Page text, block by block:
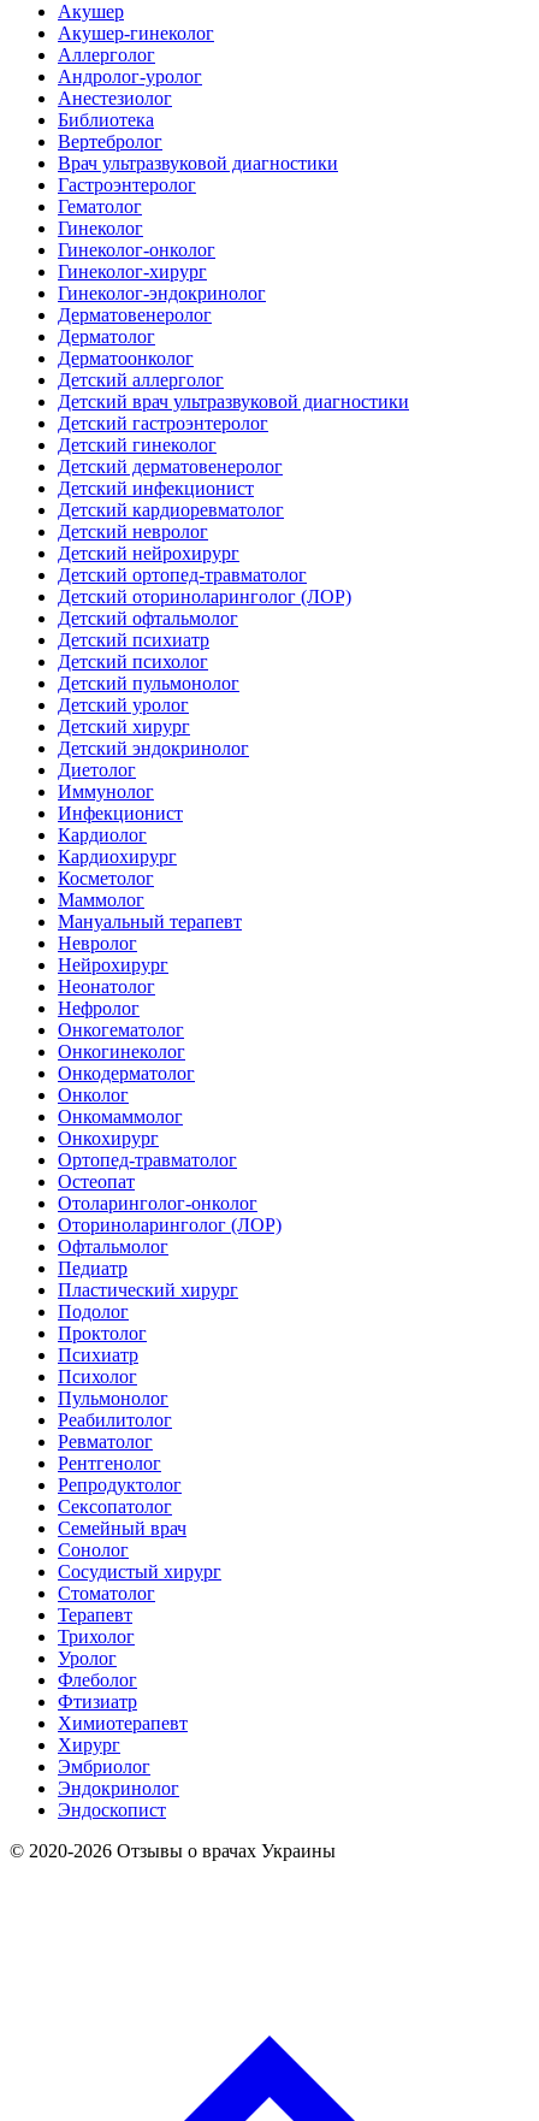
Акушер
Акушер-гинеколог
Аллерголог
Андролог-уролог
Анестезиолог
Библиотека
Вертебролог
Врач ультразвуковой диагностики
Гастроэнтеролог
Гематолог
Гинеколог
Гинеколог-онколог
Гинеколог-хирург
Гинеколог-эндокринолог
Дерматовенеролог
Дерматолог
Дерматоонколог
Детский аллерголог
Детский врач ультразвуковой диагностики
Детский гастроэнтеролог
Детский гинеколог
Детский дерматовенеролог
Детский инфекционист
Детский кардиоревматолог
Детский невролог
Детский нейрохирург
Детский ортопед-травматолог
Детский оториноларинголог (ЛОР)
Детский офтальмолог
Детский психиатр
Детский психолог
Детский пульмонолог
Детский уролог
Детский хирург
Детский эндокринолог
Диетолог
Иммунолог
Инфекционист
Кардиолог
Кардиохирург
Косметолог
Маммолог
Мануальный терапевт
Невролог
Нейрохирург
Неонатолог
Нефролог
Онкогематолог
Онкогинеколог
Онкодерматолог
Онколог
Онкомаммолог
Онкохирург
Ортопед-травматолог
Остеопат
Отоларинголог-онколог
Оториноларинголог (ЛОР)
Офтальмолог
Педиатр
Пластический хирург
Подолог
Проктолог
Психиатр
Психолог
Пульмонолог
Реабилитолог
Ревматолог
Рентгенолог
Репродуктолог
Сексопатолог
Семейный врач
Сонолог
Сосудистый хирург
Стоматолог
Терапевт
Трихолог
Уролог
Флеболог
Фтизиатр
Химиотерапевт
Хирург
Эмбриолог
Эндокринолог
Эндоскопист
© 2020-2026 Отзывы о врачах Украины